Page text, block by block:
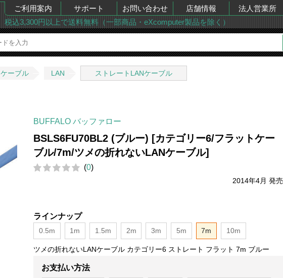
ご利用案内 サポート お問い合わせ 店舗情報 法人営業所
税込3,300円以上で送料無料（一部商品・eXcomputer製品を除く）
ケーブル LAN ストレートLANケーブル
BUFFALO バッファロー
BSLS6FU70BL2 (ブルー) [カテゴリー6/フラットケー
ブル/7m/ツメの折れないLANケーブル]
(0)
2014年4月 発売
ラインナップ
0.5m 1m 1.5m 2m 3m 5m 7m 10m
ツメの折れないLANケーブル カテゴリー6 ストレート フラット 7m ブルー
お支払い方法